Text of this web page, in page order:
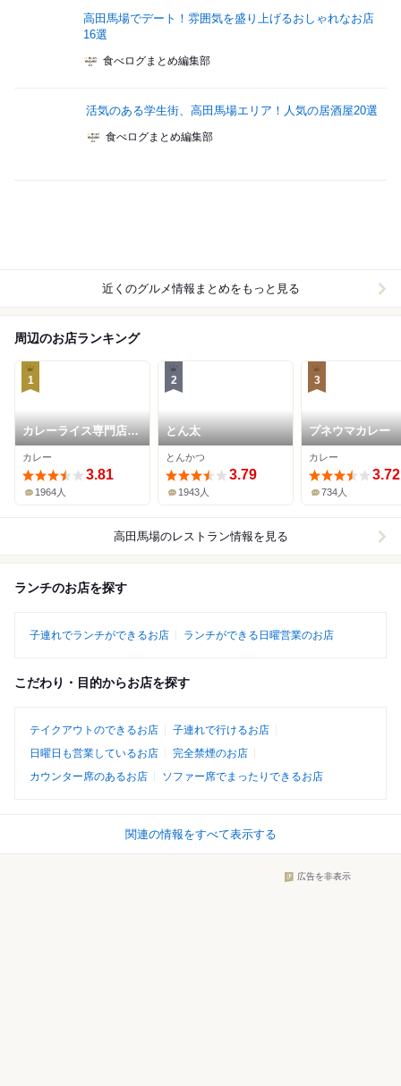
高田馬場でデート！雰囲気を盛り上げるおしゃれなお店
16選
食べログまとめ編集部
活気のある学生街、高田馬場エリア！人気の居酒屋20選
食べログまとめ編集部
近くのグルメ情報まとめをもっと見る
周辺のお店ランキング
1
カレーライス専門店
ブラザー
カレー
3.81
1964人
2
とん太
とんかつ
3.79
1943人
3
プネウマカレー
カレー
3.72
734人
高田馬場のレストラン情報を見る
ランチのお店を探す
子連れでランチができるお店 ランチができる日曜営業のお店
こだわり・目的からお店を探す
テイクアウトのできるお店
子連れで行けるお店
日曜日も営業しているお店
完全禁煙のお店
カウンター席のあるお店
ソファー席でまったりできるお店
関連の情報をすべて表示する
広告を非表示